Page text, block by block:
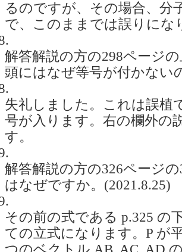
るのですが、その場合、分
で、このままでは誤りにな
解答解説の方の298ページ
頭にはなぜ等号が付かない
失礼しました。これは誤植
号が入ります。右の欄外の
す。
解答解説の方の326ページ
はなぜですか。(2021.8.25)
その前の式である p.325
ての立式になります。P が